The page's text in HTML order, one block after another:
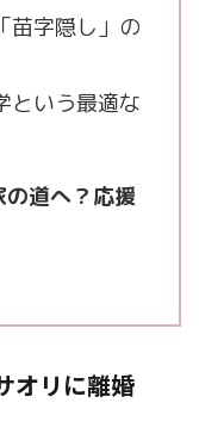
苗字隠し」の
という最適な
道へ？応援
オリに離婚